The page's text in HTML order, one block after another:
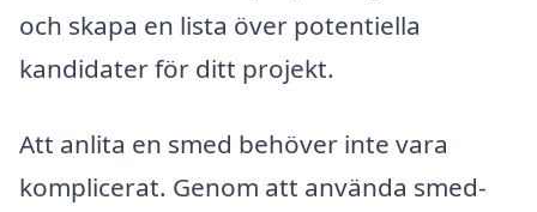
och skapa en lista över potentiella
kandidater för ditt projekt.
Att anlita en smed behöver inte vara
komplicerat. Genom att använda smed-